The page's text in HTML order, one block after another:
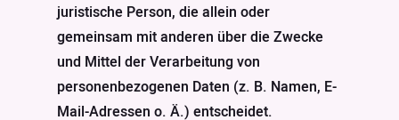
juristische Person, die allein oder
gemeinsam mit anderen über die Zwecke
und Mittel der Verarbeitung von
personenbezogenen Daten (z. B. Namen, E-
Mail-Adressen o. Ä.) entscheidet.